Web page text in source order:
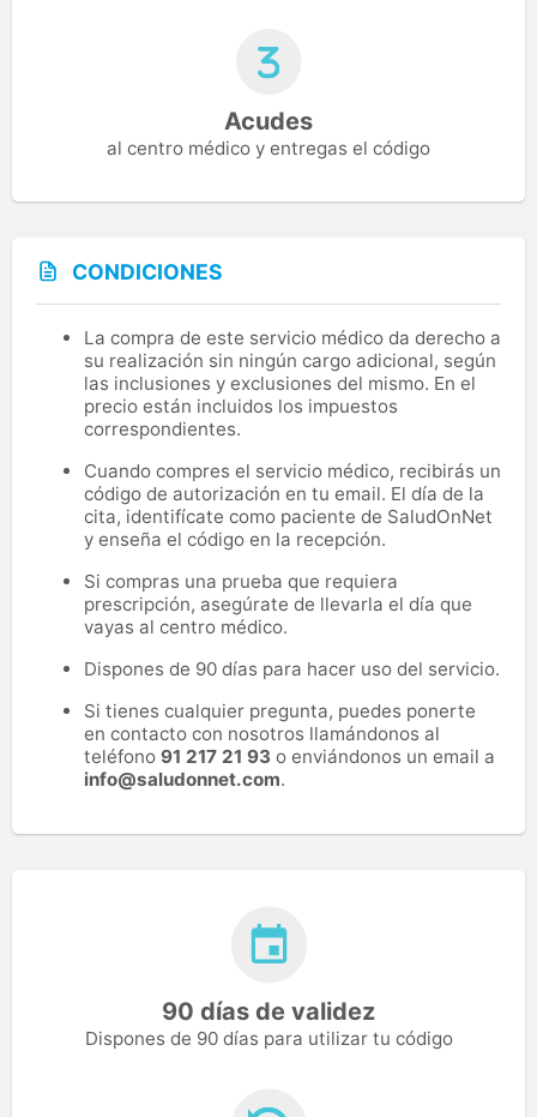
Acudes
al centro médico y entregas el código
CONDICIONES
La compra de este servicio médico da derecho a
su realización sin ningún cargo adicional, según
las inclusiones y exclusiones del mismo. En el
precio están incluidos los impuestos
correspondientes.
Cuando compres el servicio médico, recibirás un
código de autorización en tu email. El día de la
cita, identifícate como paciente de SaludOnNet
y enseña el código en la recepción.
Si compras una prueba que requiera
prescripción, asegúrate de llevarla el día que
vayas al centro médico.
Dispones de 90 días para hacer uso del servicio.
Si tienes cualquier pregunta, puedes ponerte
en contacto con nosotros llamándonos al
teléfono 91 217 21 93 o enviándonos un email a
info@saludonnet.com.
90 días de validez
Dispones de 90 días para utilizar tu código